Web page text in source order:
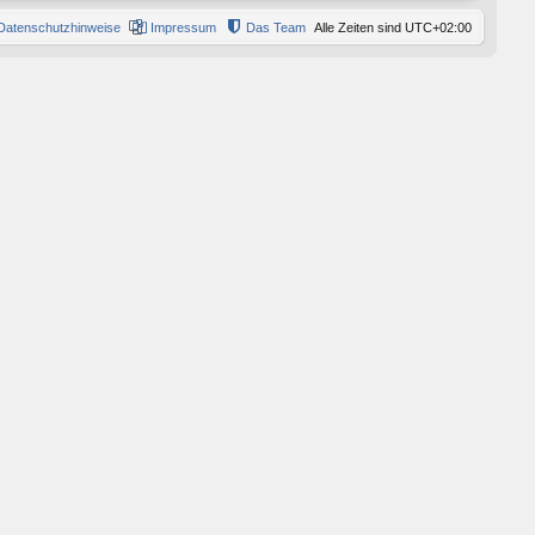
Alle Zeiten sind UTC+02:00
Das Team
Impressum